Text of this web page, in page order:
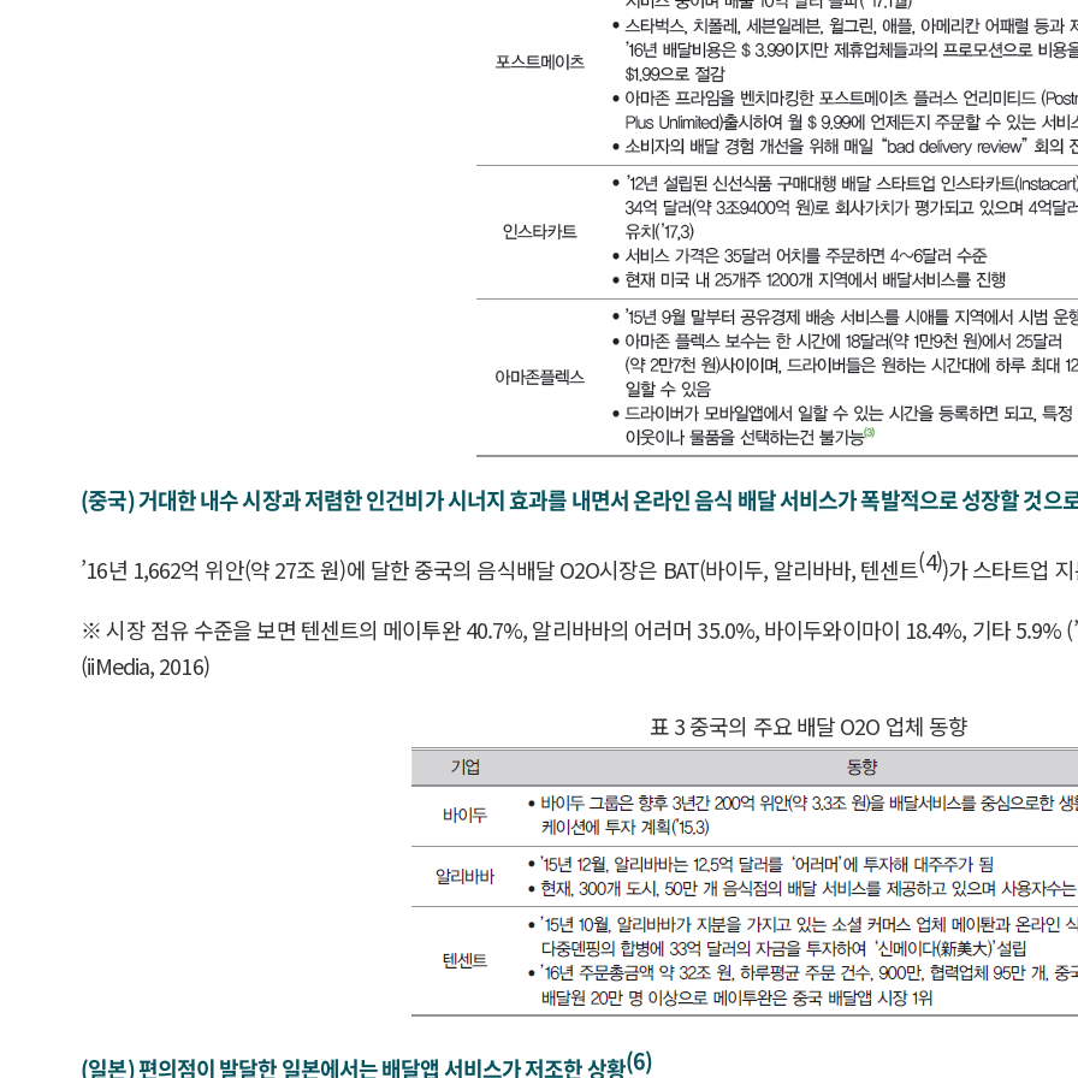
(중국) 거대한 내수 시장과 저렴한 인건비가 시너지 효과를 내면서 온라인 음식 배달 서비스가 폭발적으로 성장할 것으
’16년 1,662억 위안(약 27조 원)에 달한 중국의 음식배달 O2O시장은 BAT(바이두, 알리바바, 텐센트(4))가 스타트업
※ 시장 점유 수준을 보면 텐센트의 메이투완 40.7%, 알리바바의 어러머 35.0%, 바이두와이마이 18.4%, 기타 5.9%
(iiMedia, 2016)
표 3 중국의 주요 배달 O2O 업체 동향
(일본) 편의점이 발달한 일본에서는 배달앱 서비스가 저조한 상황(6)